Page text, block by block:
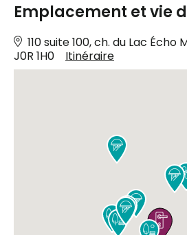
Emplacement et vie
110 suite 100, ch. du Lac Écho
J0R 1H0
Itinéraire







